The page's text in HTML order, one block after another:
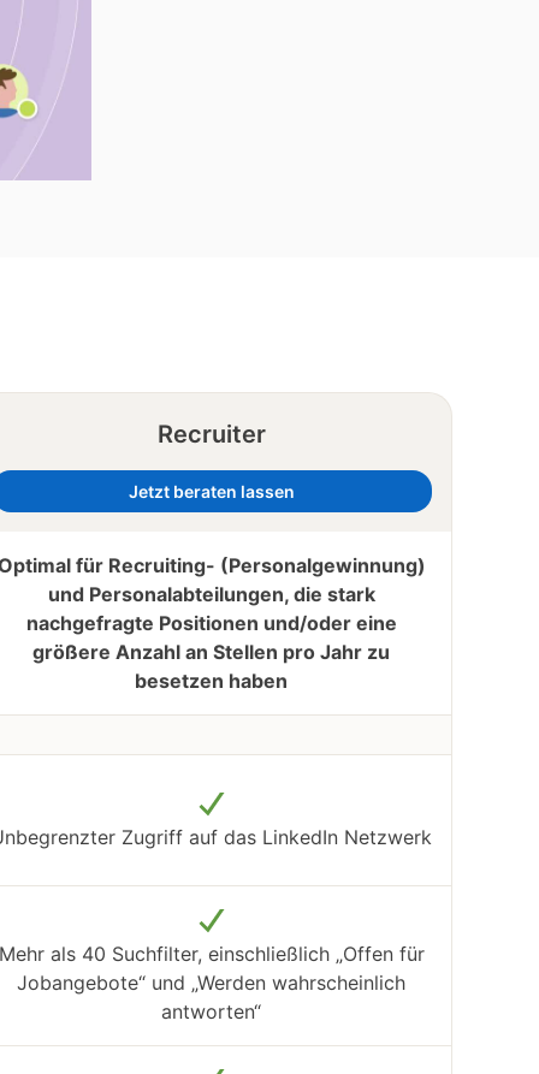
Recruiter
Jetzt beraten lassen
für Recruiting- (Personalgewinnung)
und Personalabteilungen, die stark
nachgefragte Positionen und/oder eine
größere Anzahl an Stellen pro Jahr zu
besetzen haben
Zugriff auf das LinkedIn Netzwerk
als 40 Suchfilter, einschließlich „Offen für
Jobangebote“ und „Werden wahrscheinlich
antworten“